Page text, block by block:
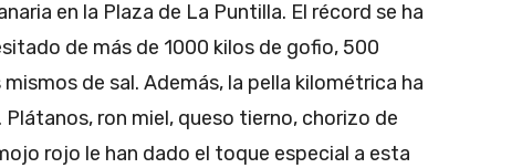
en la Plaza de La Puntilla. El récord se ha
de más de 1000 kilos de gofio, 500
de sal. Además, la pella kilométrica ha
ron miel, queso tierno, chorizo de
rojo le han dado el toque especial a esta